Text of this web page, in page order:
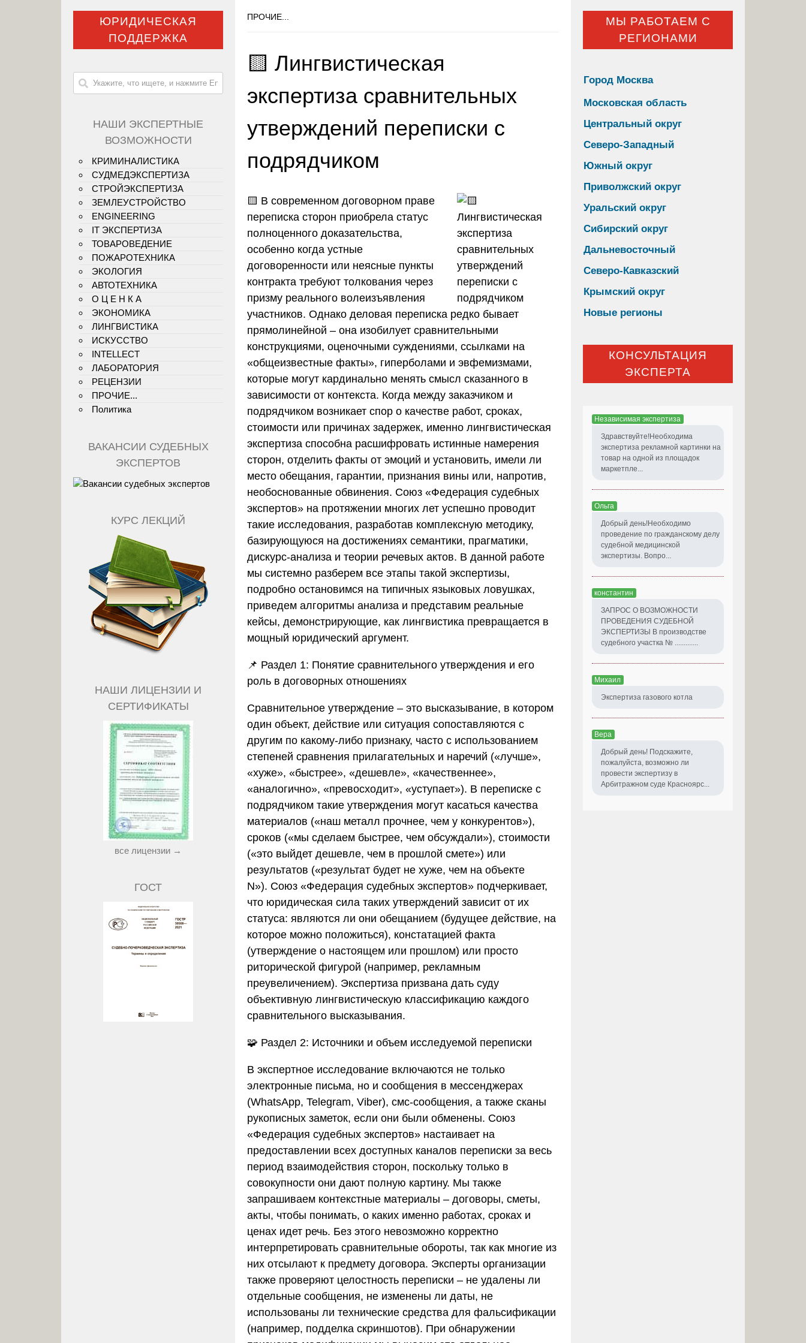
ПРОЧИЕ...
🟨 Лингвистическая
экспертиза сравнительных
утверждений переписки с
подрядчиком
🟨 В современном договорном праве
переписка сторон приобрела статус
полноценного доказательства,
особенно когда устные
договоренности или неясные пункты
контракта требуют толкования через
призму реального волеизъявления
участников. Однако деловая переписка редко бывает
прямолинейной – она изобилует сравнительными
конструкциями, оценочными суждениями, ссылками на
«общеизвестные факты», гиперболами и эвфемизмами,
которые могут кардинально менять смысл сказанного в
зависимости от контекста. Когда между заказчиком и
подрядчиком возникает спор о качестве работ, сроках,
стоимости или причинах задержек, именно лингвистическая
экспертиза способна расшифровать истинные намерения
сторон, отделить факты от эмоций и установить, имели ли
место обещания, гарантии, признания вины или, напротив,
необоснованные обвинения. Союз «Федерация судебных
экспертов» на протяжении многих лет успешно проводит
такие исследования, разработав комплексную методику,
базирующуюся на достижениях семантики, прагматики,
дискурс-анализа и теории речевых актов. В данной работе
мы системно разберем все этапы такой экспертизы,
подробно остановимся на типичных языковых ловушках,
приведем алгоритмы анализа и представим реальные
кейсы, демонстрирующие, как лингвистика превращается в
мощный юридический аргумент.
📌 Раздел 1: Понятие сравнительного утверждения и его
роль в договорных отношениях
Сравнительное утверждение – это высказывание, в котором
один объект, действие или ситуация сопоставляются с
другим по какому-либо признаку, часто с использованием
степеней сравнения прилагательных и наречий («лучше»,
«хуже», «быстрее», «дешевле», «качественнее»,
«аналогично», «превосходит», «уступает»). В переписке с
подрядчиком такие утверждения могут касаться качества
материалов («наш металл прочнее, чем у конкурентов»),
сроков («мы сделаем быстрее, чем обсуждали»), стоимости
(«это выйдет дешевле, чем в прошлой смете») или
результатов («результат будет не хуже, чем на объекте
N»). Союз «Федерация судебных экспертов» подчеркивает,
что юридическая сила таких утверждений зависит от их
статуса: являются ли они обещанием (будущее действие, на
которое можно положиться), констатацией факта
(утверждение о настоящем или прошлом) или просто
риторической фигурой (например, рекламным
преувеличением). Экспертиза призвана дать суду
объективную лингвистическую классификацию каждого
сравнительного высказывания.
🧩 Раздел 2: Источники и объем исследуемой переписки
В экспертное исследование включаются не только
электронные письма, но и сообщения в мессенджерах
(WhatsApp, Telegram, Viber), смс-сообщения, а также сканы
рукописных заметок, если они были обменены. Союз
«Федерация судебных экспертов» настаивает на
предоставлении всех доступных каналов переписки за весь
период взаимодействия сторон, поскольку только в
совокупности они дают полную картину. Мы также
запрашиваем контекстные материалы – договоры, сметы,
акты, чтобы понимать, о каких именно работах, сроках и
ценах идет речь. Без этого невозможно корректно
интерпретировать сравнительные обороты, так как многие из
них отсылают к предмету договора. Эксперты организации
также проверяют целостность переписки – не удалены ли
отдельные сообщения, не изменены ли даты, не
использованы ли технические средства для фальсификации
(например, подделка скриншотов). При обнаружении
ЮРИДИЧЕСКАЯ
ПОДДЕРЖКА
НАШИ ЭКСПЕРТНЫЕ
ВОЗМОЖНОСТИ
КРИМИНАЛИСТИКА
СУДМЕДЭКСПЕРТИЗА
СТРОЙЭКСПЕРТИЗА
ЗЕМЛЕУСТРОЙСТВО
ENGINEERING
IT ЭКСПЕРТИЗА
ТОВАРОВЕДЕНИЕ
ПОЖАРОТЕХНИКА
ЭКОЛОГИЯ
АВТОТЕХНИКА
О Ц Е Н К А
ЭКОНОМИКА
ЛИНГВИСТИКА
ИСКУССТВО
INTELLECT
ЛАБОРАТОРИЯ
РЕЦЕНЗИИ
ПРОЧИЕ...
Политика
ВАКАНСИИ СУДЕБНЫХ
ЭКСПЕРТОВ
КУРС ЛЕКЦИЙ
НАШИ ЛИЦЕНЗИИ И
СЕРТИФИКАТЫ
все лицензии →
ГОСТ
МЫ РАБОТАЕМ С
РЕГИОНАМИ
Город Москва
Московская область
Центральный округ
Северо-Западный
Южный округ
Приволжский округ
Уральский округ
Сибирский округ
Дальневосточный
Северо-Кавказский
Крымский округ
Новые регионы
КОНСУЛЬТАЦИЯ
ЭКСПЕРТА
Независимая экспертиза
Здравствуйте!Необходима
экспертиза рекламной картинки на
товар на одной из площадок
маркетпле...
Ольга
Добрый день!Необходимо
проведение по гражданскому делу
судебной медицинской
экспертизы. Вопро...
константин
ЗАПРОС О ВОЗМОЖНОСТИ
ПРОВЕДЕНИЯ СУДЕБНОЙ
ЭКСПЕРТИЗЫ В производстве
судебного участка № .............
Михаил
Экспертиза газового котла
Вера
Добрый день! Подскажите,
пожалуйста, возможно ли
провести экспертизу в
Арбитражном суде Красноярс...